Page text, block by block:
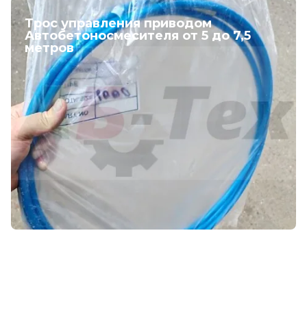
Трос управления приводом
Автобетоносмесителя от 5 до 7,5
метров